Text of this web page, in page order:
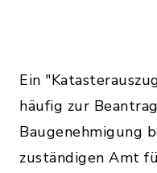
Ein
häufig zur
Baugenehmigung
zuständigen Amt